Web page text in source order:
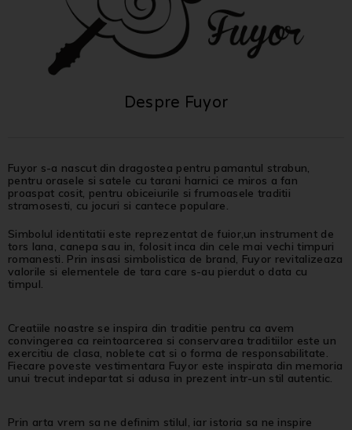
Despre Fuyor
Fuyor s-a nascut din dragostea pentru pamantul strabun,
pentru orasele si satele cu tarani harnici ce miros a fan
proaspat cosit, pentru obiceiurile si frumoasele traditii
stramosesti, cu jocuri si cantece populare.
Simbolul identitatii este reprezentat de fuior,un instrument de
tors lana, canepa sau in, folosit inca din cele mai vechi timpuri
romanesti. Prin insasi simbolistica de brand, Fuyor revitalizeaza
valorile si elementele de tara care s-au pierdut o data cu
timpul.
Creatiile noastre se inspira din traditie pentru ca avem
convingerea ca reintoarcerea si conservarea traditiilor este un
exercitiu de clasa, noblete cat si o forma de responsabilitate.
Fiecare poveste vestimentara Fuyor este inspirata din memoria
unui trecut indepartat si adusa in prezent intr-un stil autentic.
Prin arta vrem sa ne definim stilul, iar istoria sa ne inspire